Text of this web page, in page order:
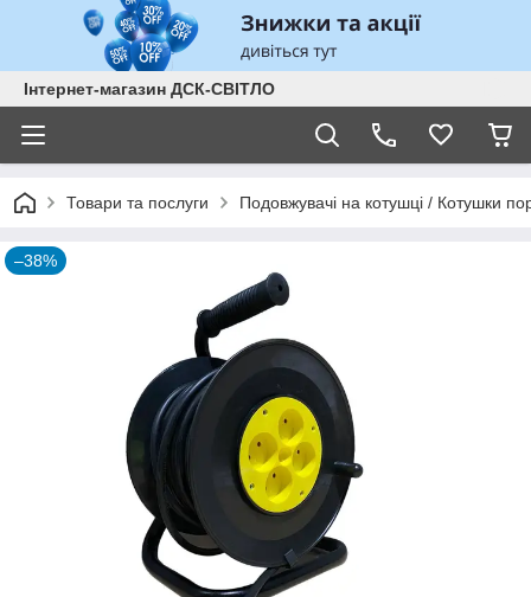
Інтернет-магазин ДСК-СВІТЛО
Товари та послуги Подовжувачі на котушці / Котушки
–38%